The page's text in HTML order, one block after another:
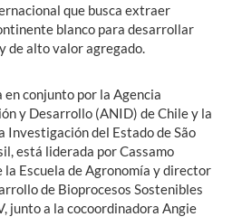
que busca extraer
blanco para desarrollar
de alto valor agregado.
conjunto por la Agencia
y Desarrollo (ANID) de Chile y la
Investigación del Estado de São
está liderada por Cassamo
la Escuela de Agronomía y director
de Bioprocesos Sostenibles
junto a la cocoordinadora Angie